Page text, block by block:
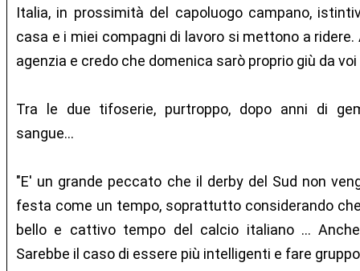
Italia, in prossimità del capoluogo campano,
casa e i miei compagni di lavoro si mettono a ridere.
agenzia e credo che domenica sarò proprio giù da
Tra le due tifoserie, purtroppo, dopo anni di
sangue...
"E' un grande peccato che il derby del Sud non
festa come un tempo, soprattutto considerando
bello e cattivo tempo del calcio italiano …
Sarebbe il caso di essere più intelligenti e fare